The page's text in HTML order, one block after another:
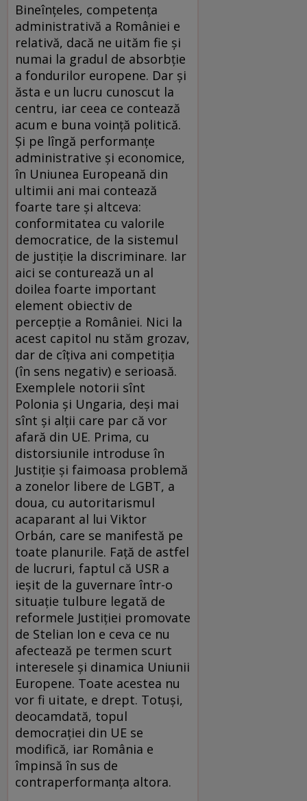
Bineînțeles, competența
administrativă a României e
relativă, dacă ne uităm fie și
numai la gradul de absorbție
a fondurilor europene. Dar și
ăsta e un lucru cunoscut la
centru, iar ceea ce contează
acum e buna voință politică.
Și pe lîngă performanțe
administrative și economice,
în Uniunea Europeană din
ultimii ani mai contează
foarte tare și altceva:
conformitatea cu valorile
democratice, de la sistemul
de justiție la discriminare. Iar
aici se conturează un al
doilea foarte important
element obiectiv de
percepție a României. Nici la
acest capitol nu stăm grozav,
dar de cîțiva ani competiția
(în sens negativ) e serioasă.
Exemplele notorii sînt
Polonia și Ungaria, deși mai
sînt și alții care par că vor
afară din UE. Prima, cu
distorsiunile introduse în
Justiție și faimoasa problemă
a zonelor libere de LGBT, a
doua, cu autoritarismul
acaparant al lui Viktor
Orbán, care se manifestă pe
toate planurile. Față de astfel
de lucruri, faptul că USR a
ieșit de la guvernare într-o
situație tulbure legată de
reformele Justiției promovate
de Stelian Ion e ceva ce nu
afectează pe termen scurt
interesele și dinamica Uniunii
Europene. Toate acestea nu
vor fi uitate, e drept. Totuși,
deocamdată, topul
democrației din UE se
modifică, iar România e
împinsă în sus de
contraperformanța altora.